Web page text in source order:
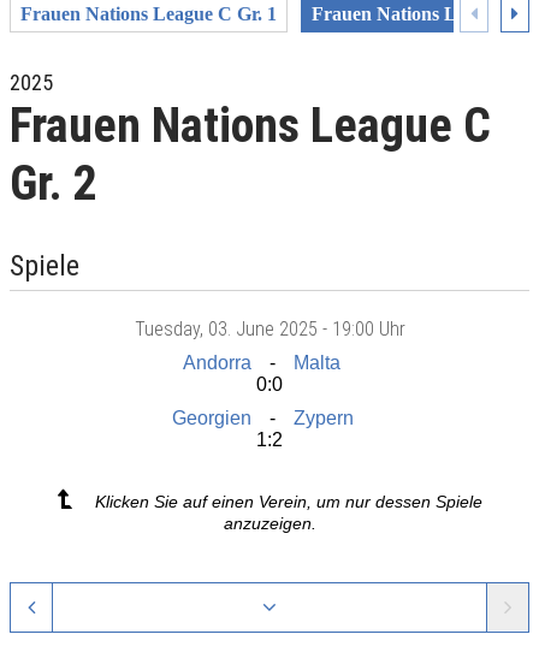
Frauen Nations League C Gr. 1 Frauen Nations League C
2025
Frauen Nations League C
Gr. 2
Spiele
Tuesday, 03. June 2025 - 19:00 Uhr
Andorra
Malta
0:0
Georgien
Zypern
1:2
Klicken Sie auf einen Verein, um nur dessen Spiele
anzuzeigen.